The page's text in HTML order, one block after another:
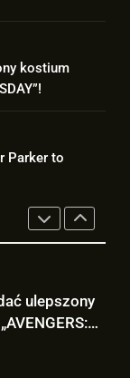
ulepszony
że Peter
kostium
Parker to
filmu
VI” pojawi
ulepszony